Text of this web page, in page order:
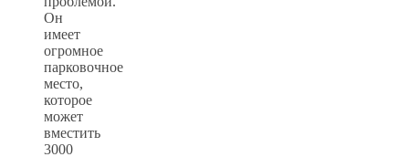
Он
имеет
огромное
парковочное
место,
которое
может
вместить
3000